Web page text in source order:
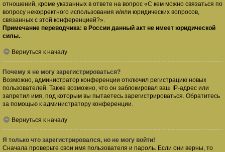
отношений, кроме указанных в ответе на вопрос «С кем можно связаться по
вопросу некорректного использования и/или юридических вопросов,
связанных с этой конференцией?».
Примечание переводчика: в России данный акт не имеет юридической
силы..
Вернуться к началу
Почему я не могу зарегистрироваться?
Возможно, администратор конференции отключил регистрацию новых
пользователей. Также возможно, что он заблокировал ваш IP-адрес или
запретил имя, под которым вы пытаетесь зарегистрироваться. Обратитесь
за помощью к администратору конференции.
Вернуться к началу
Я только что зарегистрировался, но не могу войти!
Сначала проверьте свои имя пользователя и пароль. Если они верны, то